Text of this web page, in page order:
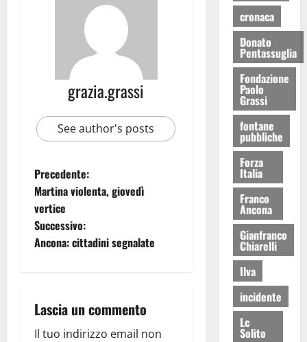
grazia.grassi
See author's posts
Precedente:
Martina violenta, giovedì
vertice
Successivo:
Ancona: cittadini segnalate
Lascia un commento
Il tuo indirizzo email non
cronaca
Donato
Pentassuglia
Fondazione
Paolo
Grassi
fontane
pubbliche
Forza
Italia
Franco
Ancona
Gianfranco
Chiarelli
Ilva
incidente
Lc
Solito